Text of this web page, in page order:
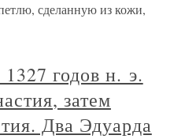
сделанную из кожи,
годов н. э.
затем
Два Эдуарда